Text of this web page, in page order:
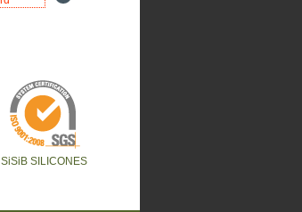
SiSiB SILICONES